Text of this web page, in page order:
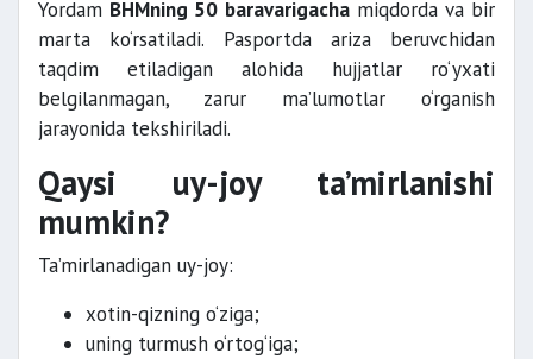
Yordam BHMning 50 baravarigachamiqdorda va bir
marta ko‘rsatiladi. Pasportda ariza beruvchidan
taqdim etiladigan alohida hujjatlar ro‘yxati
belgilanmagan, zarur ma’lumotlar o‘rganish
jarayonida tekshiriladi.
Qaysi uy-joy ta’mirlanishi
mumkin?
Ta’mirlanadigan uy-joy:
xotin-qizning o‘ziga;
uning turmush o‘rtog‘iga;